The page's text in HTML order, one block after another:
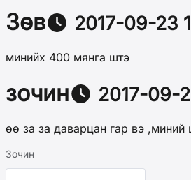
Зөв 2017-09-23
минийх 400 мянга штэ
зочин 2017-09-
өө за за даварцан гар вэ
Зочин